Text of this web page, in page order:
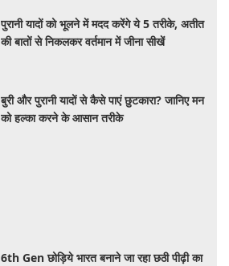
पुरानी यादों को भूलने में मदद करेंगे ये 5 तरीके, अतीत
की बातों से निकलकर वर्तमान में जीना सीखें
बुरी और पुरानी यादों से कैसे पाएं छुटकारा? जानिए मन
को हल्का करने के आसान तरीके
6th Gen छोड़िये भारत बनाने जा रहा छठी पीढ़ी का